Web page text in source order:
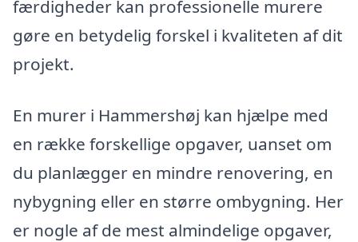
færdigheder kan professionelle murere
gøre en betydelig forskel i kvaliteten af dit
projekt.
En murer i Hammershøj kan hjælpe med
en række forskellige opgaver, uanset om
du planlægger en mindre renovering, en
nybygning eller en større ombygning. Her
er nogle af de mest almindelige opgaver,